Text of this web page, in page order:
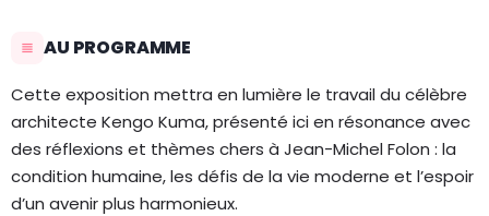
AU PROGRAMME
Cette exposition mettra en lumière le travail du célèbre
architecte Kengo Kuma, présenté ici en résonance avec
des réflexions et thèmes chers à Jean-Michel Folon : la
condition humaine, les défis de la vie moderne et l’espoir
d’un avenir plus harmonieux.